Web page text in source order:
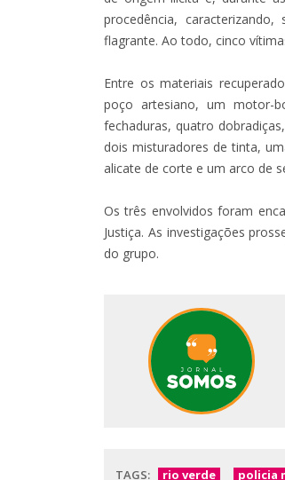
procedência,
flagrante. Ao todo, cinco
Entre os materiais
poço artesiano, um motor-
fechaduras, quatro
dois misturadores de tinta,
alicate de corte e um arco de
Os três envolvidos foram
Justiça. As investigações
do grupo.
TAGS: rio verde policia